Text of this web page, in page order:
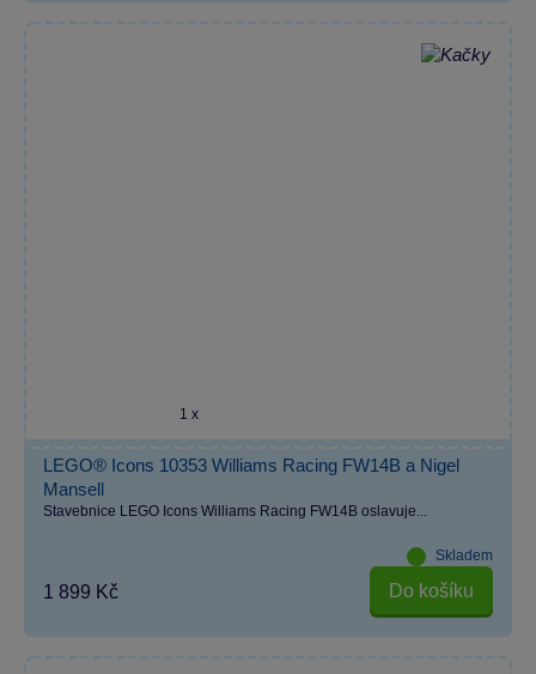
1 x
LEGO® Icons 10353 Williams Racing FW14B a Nigel
Mansell
Stavebnice LEGO Icons Williams Racing FW14B oslavuje...
Skladem
1 899 Kč Do košíku